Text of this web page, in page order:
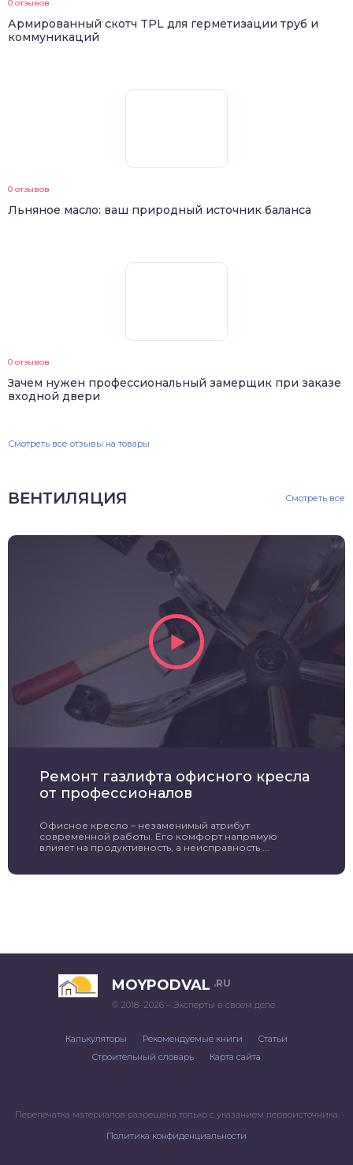
0 отзывов
Армированный скотч TPL для герметизации труб и
коммуникаций
0 отзывов
Льняное масло: ваш природный источник баланса
0 отзывов
Зачем нужен профессиональный замерщик при заказе
входной двери
Смотреть все отзывы на товары
ВЕНТИЛЯЦИЯ Смотреть все
Ремонт газлифта офисного кресла
от профессионалов
Офисное кресло – незаменимый атрибут
современной работы. Его комфорт напрямую
влияет на продуктивность, а неисправность ...
MOYPODVAL .RU
© 2018–2026 – Эксперты в своем деле
Калькуляторы Рекомендуемые книги
Статьи
Строительный словарь
Карта сайта
Перепечатка материалов разрешена только с указанием первоисточника
Политика конфиденциальности